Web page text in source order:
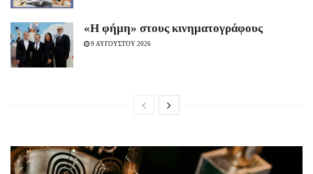
«H φήμη» στους κινηματογράφους
9 ΑΥΓΟΥΣΤΟΥ 2026